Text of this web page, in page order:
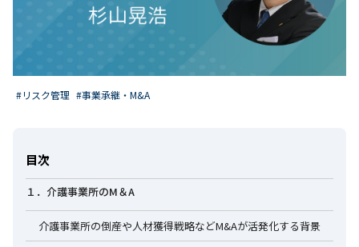
#リスク管理 #事業承継・M&A
目次
１．介護事業所のM＆A
介護事業所の倒産や人材獲得戦略などM&Aが活発化する背景